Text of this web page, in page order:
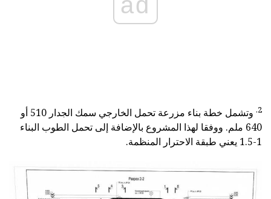
2.
وتشمل خطة بناء مزرعة تحمل الخارجي سمك الجدار 510 أو
640 ملم. ووفقا لهذا المشروع بالإضافة إلى تحمل الطوب البناء
1-1.5 يعني طبقة الاحترار المنظمة.